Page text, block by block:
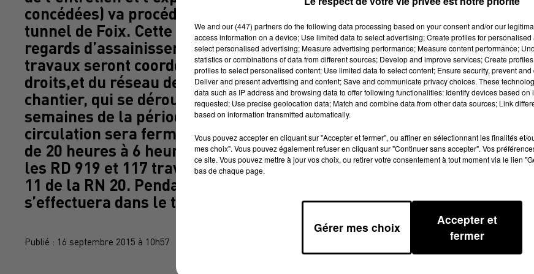
concédées) va procéder à des travaux d’amélioration de la RN20 dans le
tunnel de Foix. Cette opération consiste à rénover les couvercles des
regards d’assainissement sous chaussée dans l’intégralité du tunnel.
travaux seront coordonnés avec le nettoyage de la voûte des pieds-
droits,et du réseau de drainage des eaux de ruissellement. Durant ce
chantier, qui se déroulera lors de 4 nuits par semaine durant les 3
semaines de la période du lundi 21 septembre au vendredi 9 octobre, la
circulation sera fermée dans les deux sens du tunnel à tous les
de 20 heures à 6 heures. La déviation de la circulation sera assurée
les RD 919 et 117 traversant la ville de Foix, entre les échangeurs N°
11 de la RN 20. Pendant la journée, de 6 heures à 20 heures, la
s’effectuera dans le tunnel, et la vitesse y sera limitée à 50 Km/h.
Publié : 16 septembre 2015 à 10h57
We and our (447) partnersdo the following data processing based on your consent and/or our
access information on a device; Use limited data to select advertising; Create profiles for
select personalised advertising; Measure advertising performance; Measure content performance;
statistics or combinations of data from different sources; Develop and improve services; Create
profiles to select personalised content; Use limited data to select content; Ensure security, prevent
Deliver and present advertising and content; Save and communicate privacy choices. These
data such as IP address and browsing data to offer following functionalities: Identify devices based on
requested; Use precise geolocation data; Match and combine data from other data sources; Link
based on information transmitted automatically.
Vous pouvez accepter en cliquant sur "Accepter et fermer", ou affiner en sélectionnant les finalités et/
mes choix". Vous pouvez également refuser en cliquant sur "Continuer sans accepter". Vos
ce site. Vous pouvez mettre à jour vos choix, ou retirer votre consentement à tout moment via le lien
bas de chaque page.
Gérer mes choix
Accepter et
fermer